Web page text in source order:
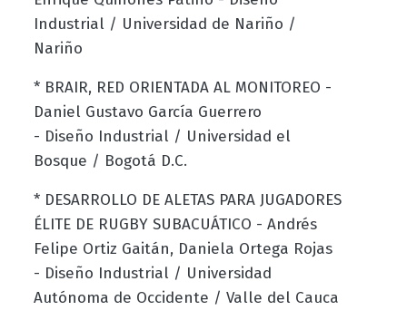
Industrial / Universidad de Nariño /
Nariño
* BRAIR, RED ORIENTADA AL MONITOREO -
Daniel Gustavo García Guerrero
- Diseño Industrial / Universidad el
Bosque / Bogotá D.C.
* DESARROLLO DE ALETAS PARA JUGADORES
ÉLITE DE RUGBY SUBACUÁTICO - Andrés
Felipe Ortiz Gaitán, Daniela Ortega Rojas
- Diseño Industrial / Universidad
Autónoma de Occidente / Valle del Cauca